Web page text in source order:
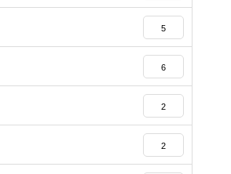
5
6
2
2